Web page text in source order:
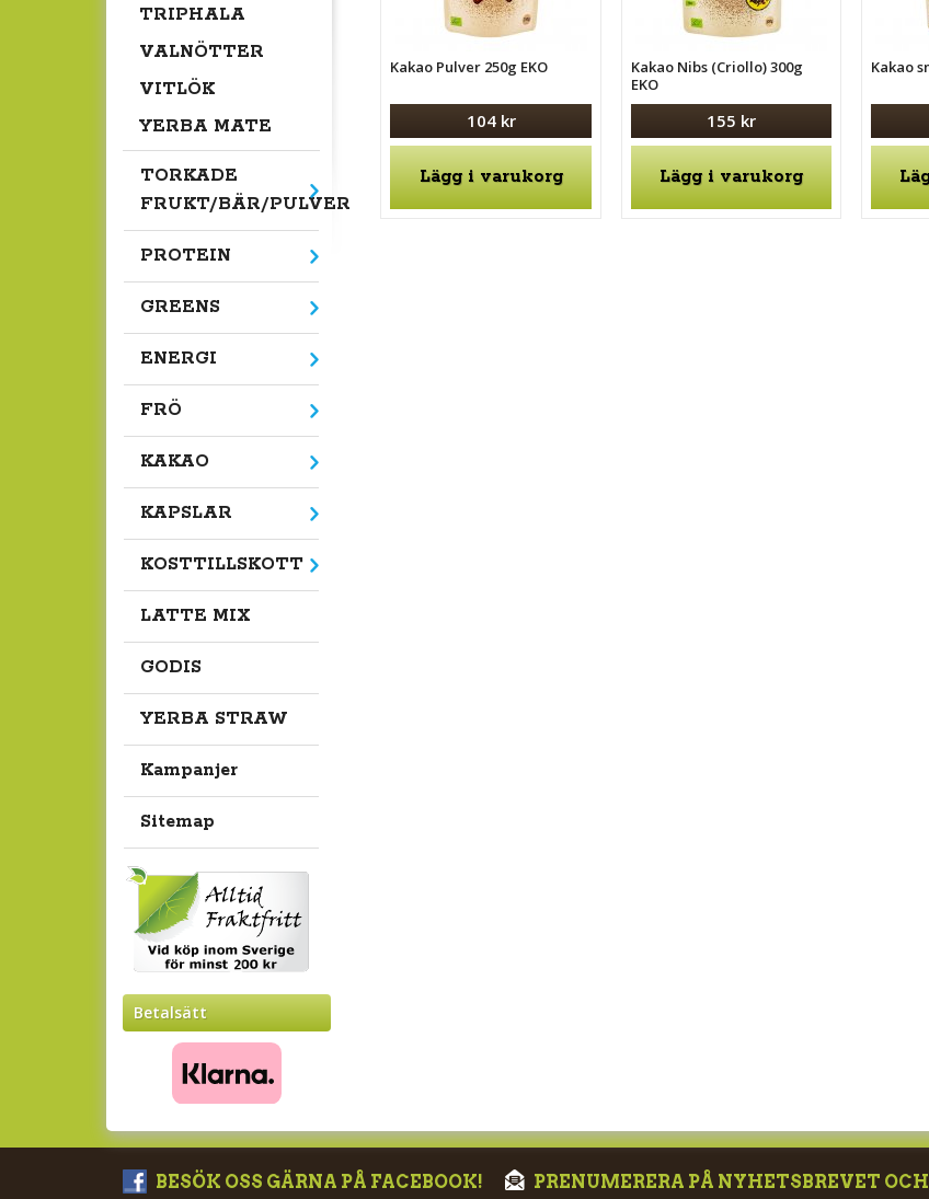
TRIPHALA
VALNÖTTER
VITLÖK
YERBA MATE
TORKADE
FRUKT/BÄR/PULVER
PROTEIN
GREENS
ENERGI
FRÖ
KAKAO
KAPSLAR
KOSTTILLSKOTT
LATTE MIX
GODIS
YERBA STRAW
Kampanjer
Sitemap
Betalsätt
Kakao Pulver 250g EKO
104 kr
Lägg i varukorg
Kakao Nibs (Criollo) 300g
EKO
155 kr
Lägg i varukorg
Kakao
BESÖK OSS GÄRNA PÅ FACEBOOK! PRENUMERERA PÅ NYHETSBREVET